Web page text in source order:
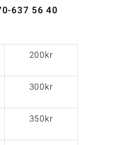
637 56 40
200kr
300kr
350kr